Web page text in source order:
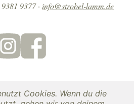
9377· info@strobel-lamm.de
und Weinstuben“ zertifiziert für:
Cookies. Wenn du die